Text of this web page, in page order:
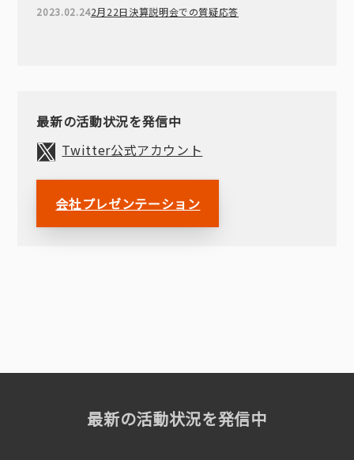
2023.02.242月22日決算説明会での質疑応答
最新の活動状況を発信中
Twitter公式アカウント
会社プレゼンテーション
最新の活動状況を発信中